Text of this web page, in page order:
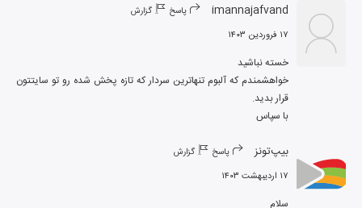
imannajafvand پاسخ گزارش
۱۷ فروردین ۱۴۰۳
با سپاس
بیپ‌تونز پاسخ گزارش
۱۷ اردیبهشت ۱۴۰۳